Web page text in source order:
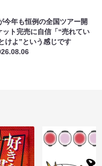
今年も恒例の全国ツアー開
ト完売に自信「“売れてい
けよ”という感じです